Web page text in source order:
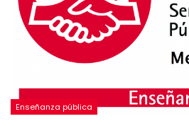
Enseñanza pública